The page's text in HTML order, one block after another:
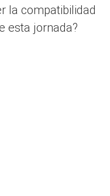
la compatibilidad
esta jornada?